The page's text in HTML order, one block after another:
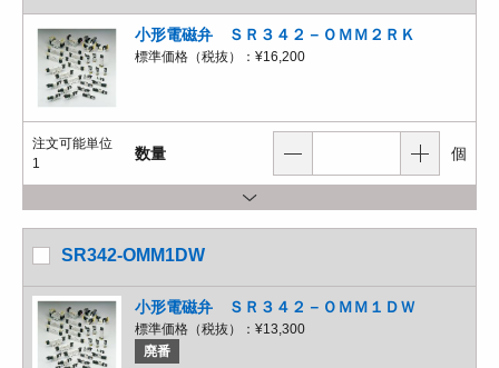
小形電磁弁 ＳＲ３４２－ＯＭＭ２ＲＫ
標準価格（税抜）： ¥16,200
注文可能単位
1
数量 個
SR342-OMM1DW
小形電磁弁 ＳＲ３４２－ＯＭＭ１ＤＷ
標準価格（税抜）： ¥13,300
廃番